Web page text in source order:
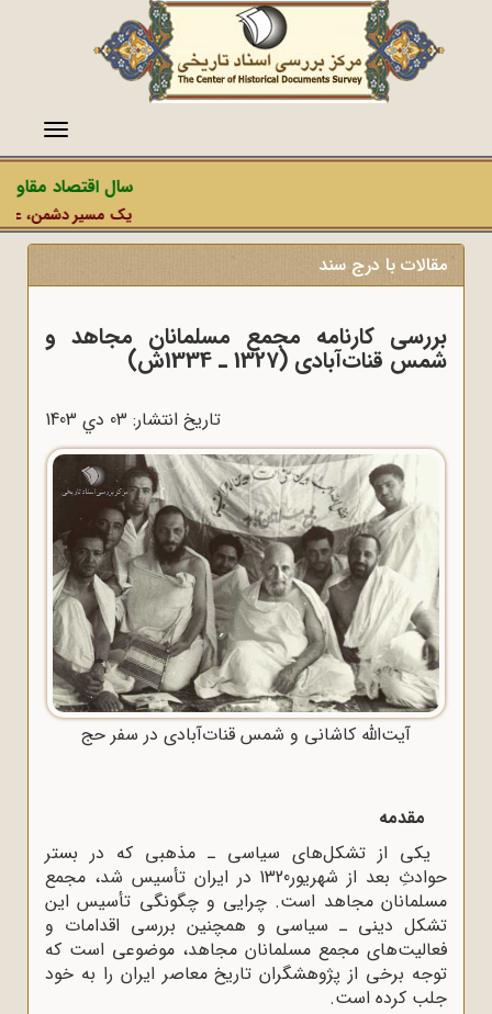
منو
سال اقتصاد
یک مسیر دشمن،
مقالات با درج سند
بررسی کارنامه مجمع مسلمانان مجاهد و
شمس قنات‌آبادی (1327 ـ 1334ش)
تاریخ انتشار: 03 دي 1403
آیت‌الله کاشانی و شمس قنات‌آبادی در سفر حج
مقدمه
یکی از تشکل‌های سیاسی ـ مذهبی که در بستر
حوادثِ بعد از شهریور1320 در ایران تأسیس شد، مجمع
مسلمانان مجاهد است. چرایی و چگونگی تأسیس این
تشکل دینی ـ سیاسی و همچنین بررسی اقدامات و
فعالیت‌های مجمع مسلمانان مجاهد، موضوعی است که
توجه برخی از پژوهشگران تاریخ معاصر ایران را به خود
جلب کرده است.